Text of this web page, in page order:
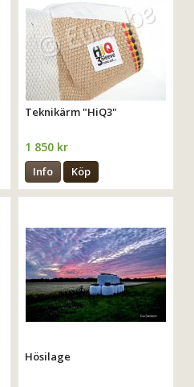
Teknikärm "HiQ3"
1 850 kr
Info Köp
Hösilage